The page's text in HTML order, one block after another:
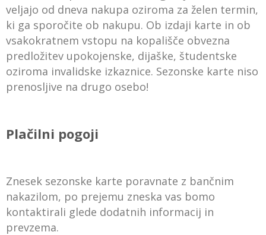
veljajo od dneva nakupa oziroma za želen termin,
ki ga sporočite ob nakupu. Ob izdaji karte in ob
vsakokratnem vstopu na kopališče obvezna
predložitev upokojenske, dijaške, študentske
oziroma invalidske izkaznice. Sezonske karte niso
prenosljive na drugo osebo!
Plačilni pogoji
Znesek sezonske karte poravnate z bančnim
nakazilom, po prejemu zneska vas bomo
kontaktirali glede dodatnih informacij in
prevzema.